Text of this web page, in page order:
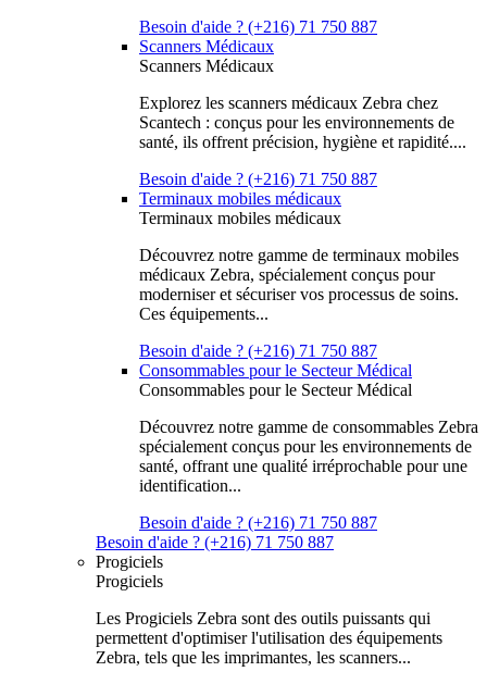
Besoin d'aide ? (+216) 71 750 887
Scanners Médicaux
Scanners Médicaux
Explorez les scanners médicaux Zebra chez
Scantech : conçus pour les environnements de
santé, ils offrent précision, hygiène et rapidité....
Besoin d'aide ? (+216) 71 750 887
Terminaux mobiles médicaux
Terminaux mobiles médicaux
Découvrez notre gamme de terminaux mobiles
médicaux Zebra, spécialement conçus pour
moderniser et sécuriser vos processus de soins.
Ces équipements...
Besoin d'aide ? (+216) 71 750 887
Consommables pour le Secteur Médical
Consommables pour le Secteur Médical
Découvrez notre gamme de consommables Zebra
spécialement conçus pour les environnements de
santé, offrant une qualité irréprochable pour une
identification...
Besoin d'aide ? (+216) 71 750 887
Besoin d'aide ? (+216) 71 750 887
Progiciels
Progiciels
Les Progiciels Zebra sont des outils puissants qui
permettent d'optimiser l'utilisation des équipements
Zebra, tels que les imprimantes, les scanners...